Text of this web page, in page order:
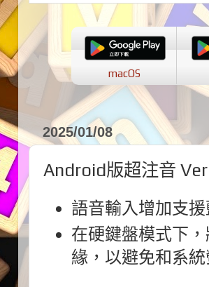
macOS
2025/01/08
Android版超注音
語音輸入增加支
在硬鍵盤模式下
緣，以避免和系